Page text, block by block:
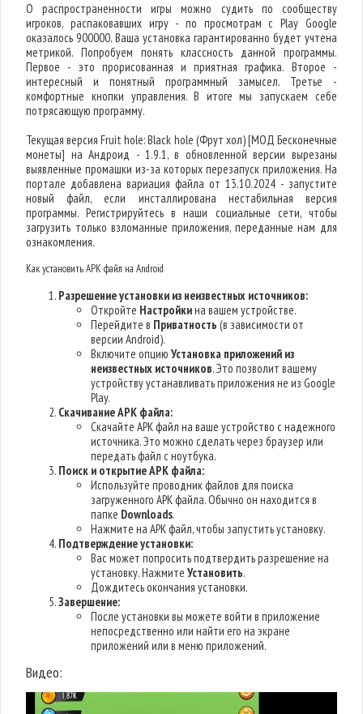
О распространенности игры можно судить по сообществу
игроков, распаковавших игру - по просмотрам с Play Google
оказалось 900000. Ваша установка гарантированно будет учтена
метрикой. Попробуем понять классность данной программы.
Первое - это прорисованная и приятная графика. Второе -
интересный и понятный программный замысел. Третье -
комфортные кнопки управления. В итоге мы запускаем себе
потрясающую программу.
Текущая версия Fruit hole: Black hole (Фрут хол) [МОД Бесконечные
монеты] на Андроид - 1.9.1, в обновленной версии вырезаны
выявленные промашки из-за которых перезапуск приложения. На
портале добавлена вариация файла от 13.10.2024 - запустите
новый файл, если инсталлирована нестабильная версия
программы. Регистрируйтесь в наши социальные сети, чтобы
загрузить только взломанные приложения, переданные нам для
ознакомления.
Как установить APK файл на Android
Разрешение установки из неизвестных источников:
Откройте Настройкина вашем устройстве.
Перейдите в Приватность (в зависимости от
версии Android).
Включите опциюУстановка приложений из
неизвестных источников. Это позволит вашему
устройству устанавливать приложения не из Google
Play.
Скачивание APK файла:
Скачайте APK файл на ваше устройство с надежного
источника. Это можно сделать через браузер или
передать файл с ноутбука.
Поиск и открытие APK файла:
Используйте проводник файлов для поиска
загруженного APK файла. Обычно он находится в
папке Downloads.
Нажмите на APK файл, чтобы запустить установку.
Подтверждение установки:
Вас может попросить подтвердить разрешение на
установку. НажмитеУстановить.
Дождитесь окончания установки.
Завершение:
После установки вы можете войти в приложение
непосредственно или найти его на экране
приложений или в меню приложений.
Видео: